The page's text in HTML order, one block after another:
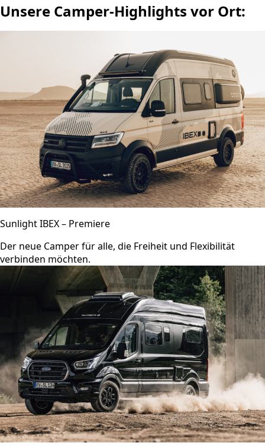
Unsere Camper-Highlights vor Ort:
Sunlight IBEX – Premiere
Der neue Camper für alle, die Freiheit und Flexibilität
verbinden möchten.